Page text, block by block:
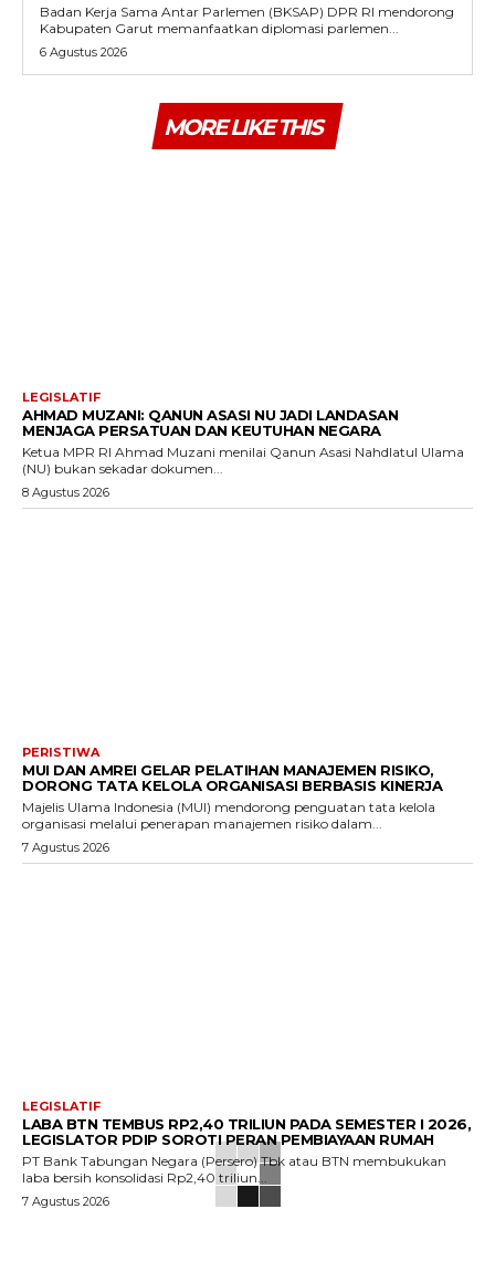
Badan Kerja Sama Antar Parlemen (BKSAP) DPR RI mendorong
Kabupaten Garut memanfaatkan diplomasi parlemen...
6 Agustus 2026
MORE LIKE THIS
LEGISLATIF
AHMAD MUZANI: QANUN ASASI NU JADI LANDASAN
MENJAGA PERSATUAN DAN KEUTUHAN NEGARA
Ketua MPR RI Ahmad Muzani menilai Qanun Asasi Nahdlatul Ulama
(NU) bukan sekadar dokumen...
8 Agustus 2026
PERISTIWA
MUI DAN AMREI GELAR PELATIHAN MANAJEMEN RISIKO,
DORONG TATA KELOLA ORGANISASI BERBASIS KINERJA
Majelis Ulama Indonesia (MUI) mendorong penguatan tata kelola
organisasi melalui penerapan manajemen risiko dalam...
7 Agustus 2026
LEGISLATIF
LABA BTN TEMBUS RP2,40 TRILIUN PADA SEMESTER I 2026,
LEGISLATOR PDIP SOROTI PERAN PEMBIAYAAN RUMAH
PT Bank Tabungan Negara (Persero) Tbk atau BTN membukukan
laba bersih konsolidasi Rp2,40 triliun...
7 Agustus 2026